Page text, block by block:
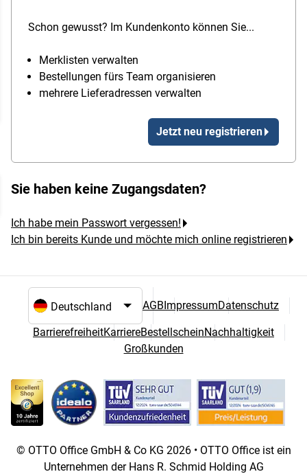
Schon gewusst? Im Kundenkonto können Sie...
Merklisten verwalten
Bestellungen fürs Team organisieren
mehrere Lieferadressen verwalten
Jetzt neu registrieren
Sie haben keine Zugangsdaten?
Ich habe mein Passwort vergessen!
Ich bin bereits Kunde und möchte mich online registrieren
Sprach- und Landesauswahl
AGBImpressumDatenschutz
BarrierefreiheitKarriereBestellscheinNachhaltigkeit
Großkunden
© OTTO Office GmbH & Co KG 2026 • OTTO Office ist ein
Unternehmen der Hans R. Schmid Holding AG